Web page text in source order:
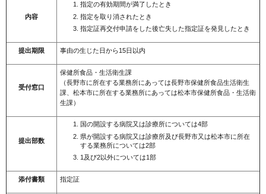
内容
指定の有効期間が満了したとき
指定を取り消されたとき
指定証再交付申請をした後亡失した指定証を発見したとき
提出期限 事由の生じた日から15日以内
受付窓口
保健所食品・生活衛生課
（長野市に所在する業務所にあっては長野市保健所食品生活衛生
課、松本市に所在する業務所にあっては松本市保健所食品・生活衛
生課）
提出部数
国の開設する病院又は診療所については4部
県が開設する病院又は診療所及び長野市又は松本市に所在
する業務所については2部
1及び2以外については1部
添付書類 指定証